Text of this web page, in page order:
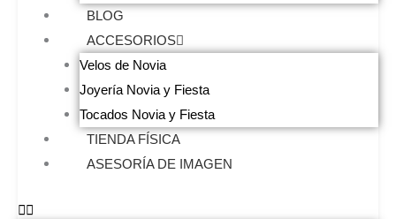
BLOG
ACCESORIOS
Velos de Novia
Joyería Novia y Fiesta
Tocados Novia y Fiesta
TIENDA FÍSICA
ASESORÍA DE IMAGEN